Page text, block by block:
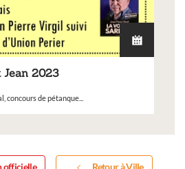
Jean 2023
concours de pétanque...
officielle Retour à Ville